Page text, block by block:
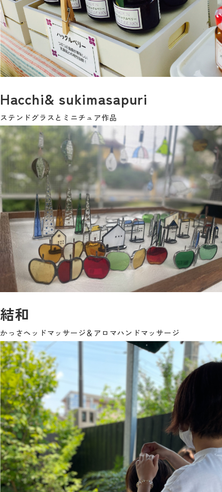
Hacchi& sukimasapuri
ステンドグラスとミニチュア作品
結和
かっさヘッドマッサージ＆アロマハンドマッサージ